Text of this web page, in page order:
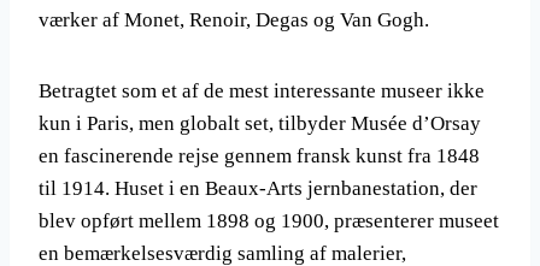
værker af Monet, Renoir, Degas og Van Gogh.
Betragtet som et af de mest interessante museer ikke
kun i Paris, men globalt set, tilbyder Musée d’Orsay
en fascinerende rejse gennem fransk kunst fra 1848
til 1914. Huset i en Beaux-Arts jernbanestation, der
blev opført mellem 1898 og 1900, præsenterer museet
en bemærkelsesværdig samling af malerier,